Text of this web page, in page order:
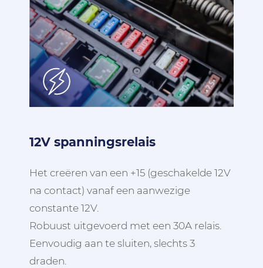
12V spanningsrelais
Het creëren van een +15 (geschakelde 12V
na contact) vanaf een aanwezige
constante 12V.
Robuust uitgevoerd met een 30A relais.
Eenvoudig aan te sluiten, slechts 3
draden.